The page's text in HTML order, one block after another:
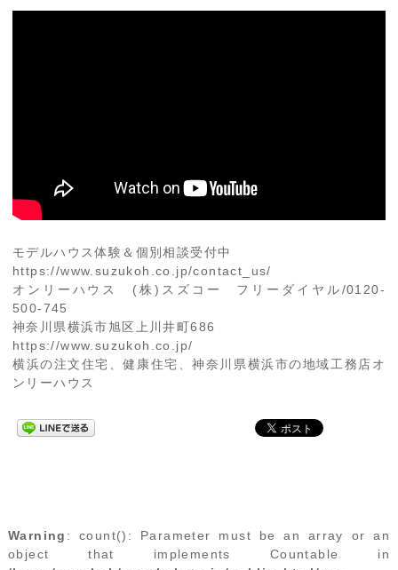
モデルハウス体験＆個別相談受付中
https://www.suzukoh.co.jp/contact_us/
オンリーハウス (株)スズコー フリーダイヤル/0120-
500-745
神奈川県横浜市旭区上川井町686
https://www.suzukoh.co.jp/
横浜の注文住宅、健康住宅、神奈川県横浜市の地域工務店オ
ンリーハウス
Warning : count(): Parameter must be an array or an
object that implements Countable in